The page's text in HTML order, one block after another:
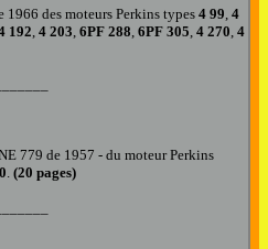
1966 des moteurs Perkins types 4 99, 4
192, 4 203, 6PF 288, 6PF 305, 4 270, 4
779 de 1957 - du moteur Perkins
. (20 pages)